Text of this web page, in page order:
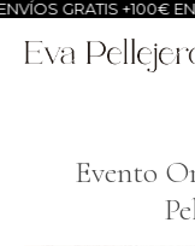
GRATIS +100€ EN
Evento